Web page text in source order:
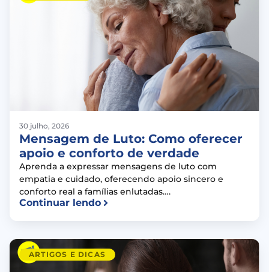
30 julho, 2026
Mensagem de Luto: Como oferecer
apoio e conforto de verdade
Aprenda a expressar mensagens de luto com
empatia e cuidado, oferecendo apoio sincero e
conforto real a famílias enlutadas….
Continuar lendo
ARTIGOS E DICAS